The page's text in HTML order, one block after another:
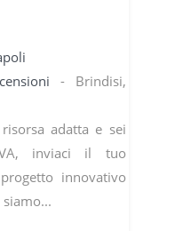
- Brindisi,
adatta e sei
inviaci il tuo
innovativo